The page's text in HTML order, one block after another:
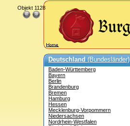
Deutschland(Bundesländer)
Baden-Württemberg
Bayern
Berlin
Brandenburg
Bremen
Hamburg
Hessen
Mecklenburg-Vorpommern
Niedersachsen
Nordrhein-Westfalen
Objekt 1128